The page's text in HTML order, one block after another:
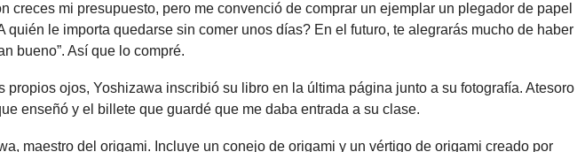
creces mi presupuesto, pero me convenció de comprar un ejemplar un plegador de papel
quién le importa quedarse sin comer unos días? En el futuro, te alegrarás mucho de haber
bueno”. Así que lo compré.
propios ojos, Yoshizawa inscribió su libro en la última página junto a su fotografía. Atesoro
enseñó y el billete que guardé que me daba entrada a su clase.